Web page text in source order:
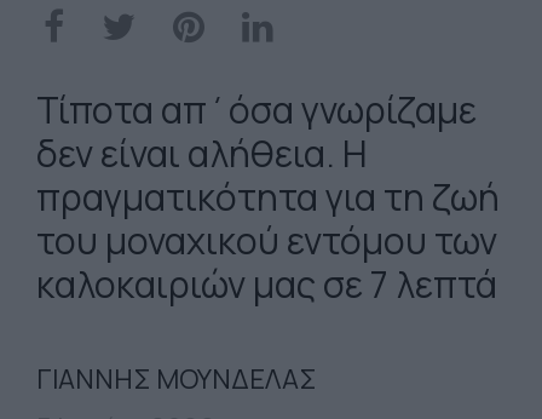
Τίποτα απ΄όσα γνωρίζαμε
δεν είναι αλήθεια. Η
πραγματικότητα για τη ζωή
του μοναχικού εντόμου των
καλοκαιριών μας σε 7 λεπτά
ΓΙΑΝΝΗΣ ΜΟΥΝΔΕΛΑΣ